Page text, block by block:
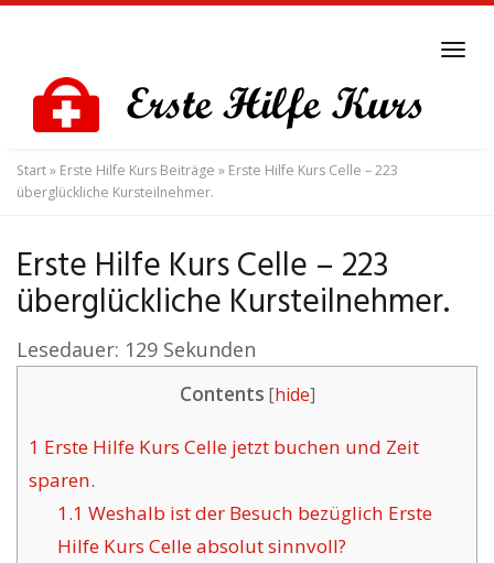
content
Start» Erste Hilfe Kurs Beiträge » Erste Hilfe Kurs Celle – 223
überglückliche Kursteilnehmer.
Erste Hilfe Kurs Celle – 223
überglückliche Kursteilnehmer.
Lesedauer: 129 Sekunden
Contents [hide]
1 Erste Hilfe Kurs Celle jetzt buchen und Zeit
sparen.
1.1 Weshalb ist der Besuch bezüglich Erste
Hilfe Kurs Celle absolut sinnvoll?